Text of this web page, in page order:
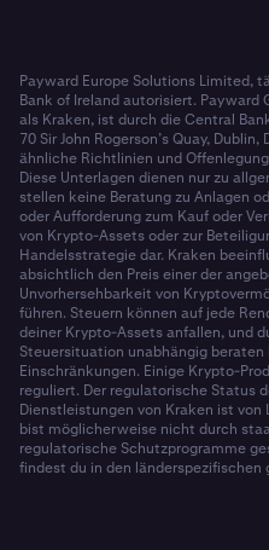
Payward Europe Solutions Limited,
Bank of Ireland autorisiert. Payward
als Kraken, ist durch die Central
70 Sir John Rogerson’s Quay,
ähnliche Richtlinien und
Diese Unterlagen dienen nur zu
stellen keine Beratung zu Anlagen
oder Aufforderung zum Kauf oder
von Krypto-Assets oder zur
Handelsstrategie dar. Kraken
absichtlich den Preis einer der
Unvorhersehbarkeit von
führen. Steuern können auf jede
deiner Krypto-Assets anfallen, und
Steuersituation unabhängig
Einschränkungen. Einige Krypto-
reguliert. Der regulatorische Status
Dienstleistungen von Kraken ist von
bist möglicherweise nicht durch
regulatorische Schutzprogramme
findest du in den länderspezifischen